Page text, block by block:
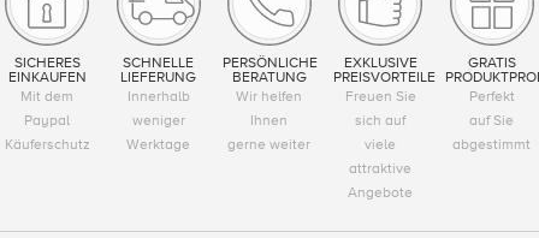
SICHERES
EINKAUFEN
Mit dem
Paypal
Käuferschutz
SCHNELLE
LIEFERUNG
Innerhalb
weniger
Werktage
PERSÖNLICHE
BERATUNG
Wir helfen
Ihnen
gerne weiter
EXKLUSIVE
PREISVORTEILE
Freuen Sie
sich auf
viele
attraktive
Angebote
GRATIS
Perfekt
auf Sie
abgestimmt